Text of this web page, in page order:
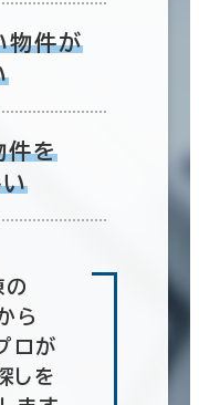
物件が
件を
ら
ロが
しを